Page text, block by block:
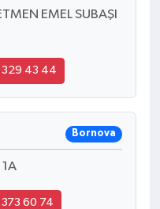
EMEL SUBAŞI
329 43 44
Bornova
60 74